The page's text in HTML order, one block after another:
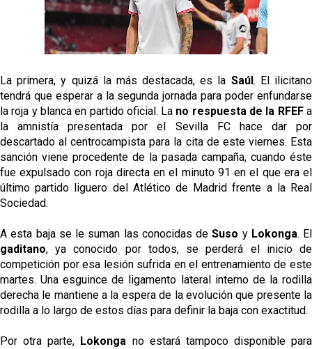
Djibril Sow pone rumbo a Italia para firmar su nuevo
contrato con el Genoa
Kochorashvili, seria opción para reforzar el centro
Sow muy cerca de cerrar su traspaso al Genoa
Oso es el siguiente en la lista para salir
La primera, y quizá la más destacada, es la Saúl . El ilicitano
tendrá que esperar a la segunda jornada para poder enfundarse
la roja y blanca en partido oficial. La no respuesta de la RFEFa
la amnistía presentada por el Sevilla FC hace dar por
descartado al centrocampista para la cita de este viernes. Esta
sanción viene procedente de la pasada campaña, cuando éste
fue expulsado con roja directa en el minuto 91 en el que era el
último partido liguero del Atlético de Madrid frente a la Real
Sociedad.
A esta baja se le suman las conocidas deSuso y Lokonga. El
gaditano, ya conocido por todos, se perderá el inicio de
competición por esa lesión sufrida en el entrenamiento de este
martes. Una esguince de ligamento lateral interno de la rodilla
derecha le mantiene a la espera de la evolución que presente la
rodilla a lo largo de estos días para definir la baja con exactitud.
Por otra parte, Lokonga no estará tampoco disponible para